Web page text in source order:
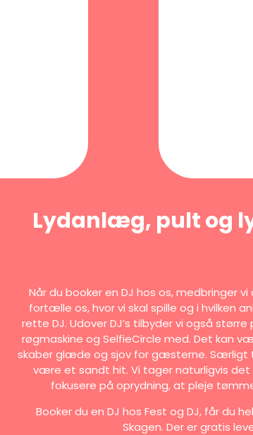
Lydanlæg, pult og
Når du booker en DJ hos os, medbringer
fortælle os, hvor vi skal spille og i hvilken
rette DJ. Udover DJ’s tilbyder vi også
røgmaskine og SelfieCircle med. Det kan
skaber glæde og sjov for gæsterne. Særligt
være et sandt hit. Vi tager naturligvis det
fokusere på oprydning, at pleje
Booker du en DJ hos Fest og DJ, får du
Skagen. Der er gratis